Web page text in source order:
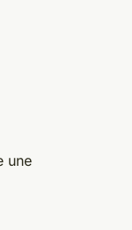
une